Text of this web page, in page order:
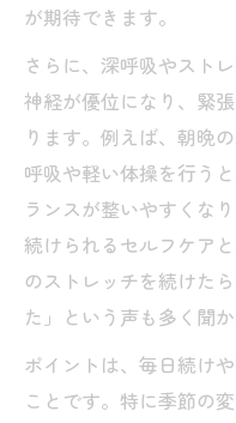
が期待できます。
さらに、深呼吸やスト
神経が優位になり、緊
ります。例えば、朝晩
呼吸や軽い体操を行う
ランスが整いやすくな
続けられるセルフケア
のストレッチを続けた
た」という声も多く聞か
ポイントは、毎日続け
ことです。特に季節の